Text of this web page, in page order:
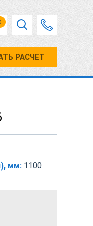
РАСЧЕТ
мм: 1100